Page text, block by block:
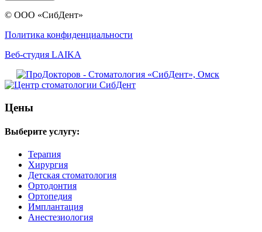
© ООО «СибДент»
Политика конфиденциальности
Веб-студия LAIKA
Цены
Выберите услугу:
Терапия
Хирургия
Детская стоматология
Ортодонтия
Ортопедия
Имплантация
Анестезиология